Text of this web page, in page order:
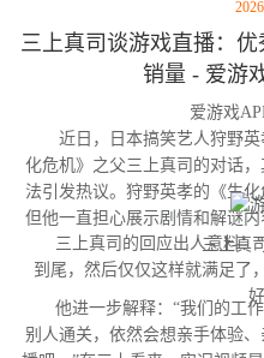
三上真司谈游戏直播：
销量 - 爱游
爱游戏
近日，日本搞笑艺人狩野英
化危机》之父三上真司的对话
法引发热议。狩野英孝的《生
但他一直担心展示剧情和解谜
三上真
三上真司的回应出人意料：“
到尾，然后仅仅这样就满足了
他进一步解释：“我们的工作
别人通关，依然会想亲手体验